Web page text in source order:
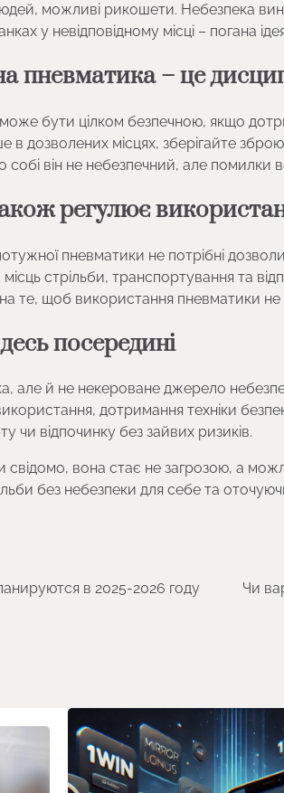
можливі рикошети. Небезпека
у невідповідному місці – погана
пневматика – це
бути цілком безпечною, якщо
в дозволених місцях, зберігайте
він не небезпечний, але помилки
регулює
пневматики не потрібні
стрільби, транспортування та
те, щоб використання пневматики не
посередині
але й не некероване джерело
дотримання техніки
чи відпочинку без зайвих ризиків.
вона стає не загрозою, а
без небезпеки для себе та
в 2025-2026 году
Чи